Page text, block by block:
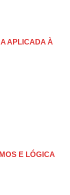
APLICADA À
E LÓGICA